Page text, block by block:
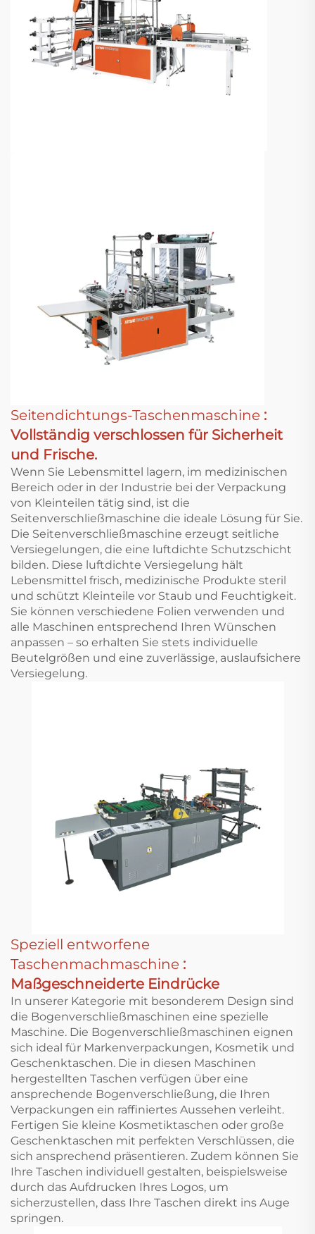
Seitendichtungs-Taschenmaschine :
Vollständig verschlossen für Sicherheit
und Frische.
Wenn Sie Lebensmittel lagern, im medizinischen
Bereich oder in der Industrie bei der Verpackung
von Kleinteilen tätig sind, ist die
Seitenverschließmaschine die ideale Lösung für Sie.
Die Seitenverschließmaschine erzeugt seitliche
Versiegelungen, die eine luftdichte Schutzschicht
bilden. Diese luftdichte Versiegelung hält
Lebensmittel frisch, medizinische Produkte steril
und schützt Kleinteile vor Staub und Feuchtigkeit.
Sie können verschiedene Folien verwenden und
alle Maschinen entsprechend Ihren Wünschen
anpassen – so erhalten Sie stets individuelle
Beutelgrößen und eine zuverlässige, auslaufsichere
Versiegelung.
Speziell entworfene
Taschenmachmaschine :
Maßgeschneiderte Eindrücke
In unserer Kategorie mit besonderem Design sind
die Bogenverschließmaschinen eine spezielle
Maschine. Die Bogenverschließmaschinen eignen
sich ideal für Markenverpackungen, Kosmetik und
Geschenktaschen. Die in diesen Maschinen
hergestellten Taschen verfügen über eine
ansprechende Bogenverschließung, die Ihren
Verpackungen ein raffiniertes Aussehen verleiht.
Fertigen Sie kleine Kosmetiktaschen oder große
Geschenktaschen mit perfekten Verschlüssen, die
sich ansprechend präsentieren. Zudem können Sie
Ihre Taschen individuell gestalten, beispielsweise
durch das Aufdrucken Ihres Logos, um
sicherzustellen, dass Ihre Taschen direkt ins Auge
springen.